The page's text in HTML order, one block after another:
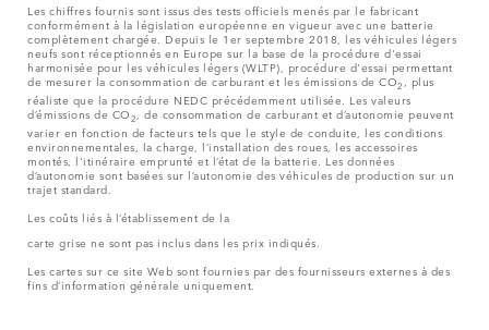
Les chiffres fournis sont issus des tests officiels menés par le fabricant
conformément à la législation européenne en vigueur avec une batterie
complètement chargée. Depuis le 1er septembre 2018, les véhicules légers
neufs sont réceptionnés en Europe sur la base de la procédure d'essai
harmonisée pour les véhicules légers (WLTP), procédure d'essai permettant
de mesurer la consommation de carburant et les émissions de CO2 , plus
réaliste que la procédure NEDC précédemment utilisée. Les valeurs
d’émissions de CO2, de consommation de carburant et d’autonomie peuvent
varier en fonction de facteurs tels que le style de conduite, les conditions
environnementales, la charge, l’installation des roues, les accessoires
montés, l'itinéraire emprunté et l’état de la batterie. Les données
d’autonomie sont basées sur l’autonomie des véhicules de production sur un
trajet standard.
Les coûts liés à l’établissement de la
carte grise ne sont pas inclus dans les prix indiqués.
Les cartes sur ce site Web sont fournies par des fournisseurs externes à des
fins d’information générale uniquement.